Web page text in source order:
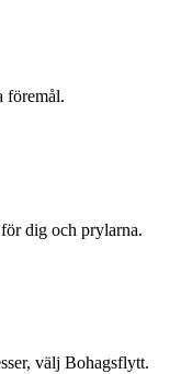
föremål.
dig och prylarna.
välj Bohagsflytt.